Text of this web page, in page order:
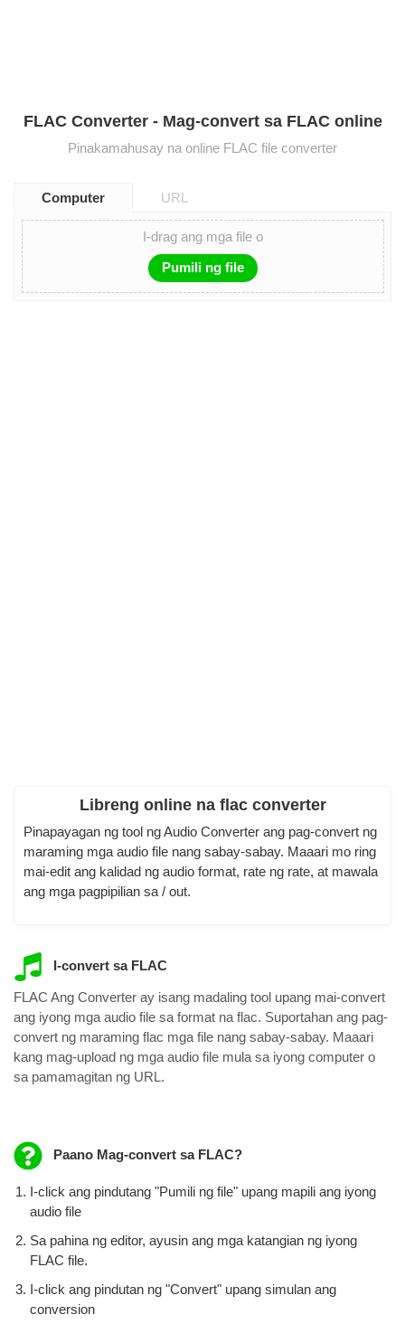
FLAC Converter - Mag-convert sa FLAC online
Pinakamahusay na online FLAC file converter
Computer URL
I-drag ang mga file o
Pumili ng file
Libreng online na flac converter
Pinapayagan ng tool ng Audio Converter ang pag-convert ng
maraming mga audio file nang sabay-sabay. Maaari mo ring
mai-edit ang kalidad ng audio format, rate ng rate, at mawala
ang mga pagpipilian sa / out.
I-convert sa FLAC
FLAC Ang Converter ay isang madaling tool upang mai-convert
ang iyong mga audio file sa format na flac. Suportahan ang pag-
convert ng maraming flac mga file nang sabay-sabay. Maaari
kang mag-upload ng mga audio file mula sa iyong computer o
sa pamamagitan ng URL.
Paano Mag-convert sa FLAC?
I-click ang pindutang "Pumili ng file" upang mapili ang iyong
audio file
Sa pahina ng editor, ayusin ang mga katangian ng iyong
FLAC file.
I-click ang pindutan ng "Convert" upang simulan ang
conversion